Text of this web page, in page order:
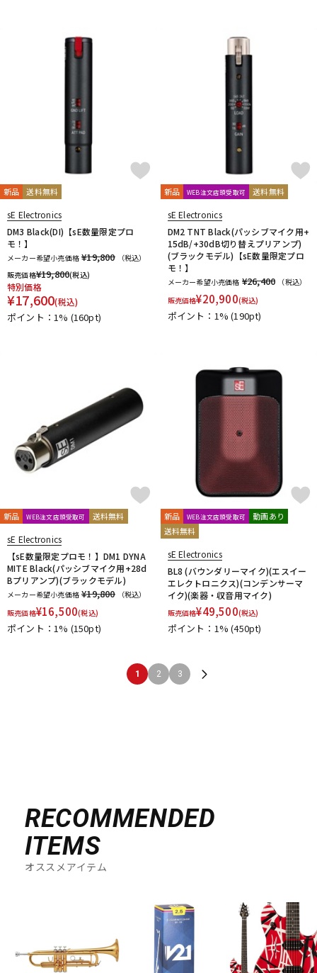
新品 送料無料
sE Electronics
DM3 Black(DI)【sE数量限定プロ
モ！】
メーカー希望小売価格 ¥19,800
（税込）
販売価格¥19,800(税込)
特別価格
¥17,600(税込)
ポイント：1% (160pt)
新品 WEB注文店頭受取可 送料無料
sE Electronics
DM2 TNT Black(パッシブマイク用+
15dB/+30dB切り替えプリアンプ)
(ブラックモデル)【sE数量限定プロ
モ！】
メーカー希望小売価格 ¥26,400
（税込）
販売価格¥20,900(税込)
ポイント：1%(190pt)
新品 WEB注文店頭受取可 送料無料
sE Electronics
【sE数量限定プロモ！】DM1 DYNA
MITE Black(パッシブマイク用+28d
Bプリアンプ)(ブラックモデル)
メーカー希望小売価格 ¥19,800
（税込）
販売価格¥16,500(税込)
ポイント：1% (150pt)
新品 WEB注文店頭受取可
動画あり
送料無料
sE Electronics
BL8 (バウンダリーマイク)(エスイー
エレクトロニクス)(コンデンサーマ
イク)(楽器・収音用マイク)
販売価格¥49,500(税込)
ポイント：1%(450pt)
1 2 3
RECOMMENDED
ITEMS
オススメアイテム